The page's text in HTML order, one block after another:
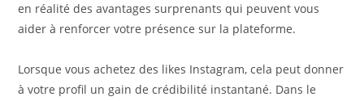
en réalité des avantages surprenants qui peuvent vous
aider à renforcer votre présence sur la plateforme.
Lorsque vous achetez des likes Instagram, cela peut donner
à votre profil un gain de crédibilité instantané. Dans le